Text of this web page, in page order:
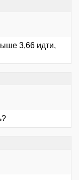
3,66 идти,